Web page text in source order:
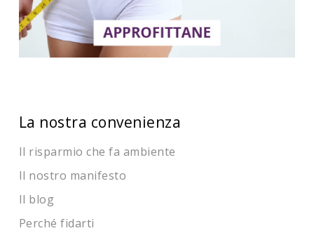
La nostra convenienza
Il risparmio che fa ambiente
Il nostro manifesto
Il blog
Perché fidarti